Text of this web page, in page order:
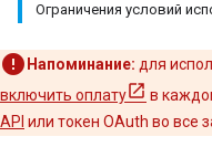
Ограничения условий
Напоминание: для
включить оплату
в
API или токен OAuth во все